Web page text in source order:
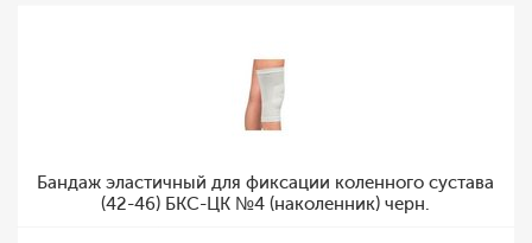
Бандаж эластичный для фиксации коленного сустава
(42-46) БКС-ЦК №4 (наколенник) черн.